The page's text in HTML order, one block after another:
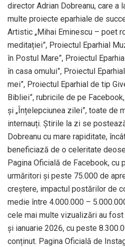
director Adrian Dobreanu, care a
multe proiecte eparhiale de
Artistic „Mihai Eminescu – poet
meditației”, Proiectul Eparhial
în Postul Mare”, Proiectul
în casa omului”, Proiectul
mei”, Proiectul Eparhial de tip
Bibliei”, rubricile de pe
și „Înțelepciunea zilei”, toate de
internauți. Știrile la zi se
Dobreanu cu mare rapiditate,
beneficiază de o celeritate
Pagina Oficială de Facebook, cu
urmăritori și peste 75.000 de
creștere, impactul postărilor de
medie între 4.000.000 –
cele mai multe vizualizări au
și ianuarie 2026, cu peste
conținut. Pagina Oficială de